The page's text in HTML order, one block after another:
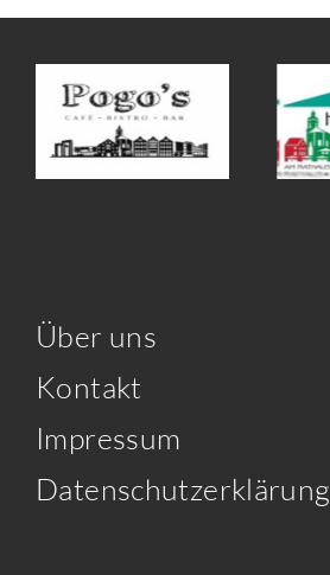
Über uns
Kontakt
Impressum
Datenschutzerklärung